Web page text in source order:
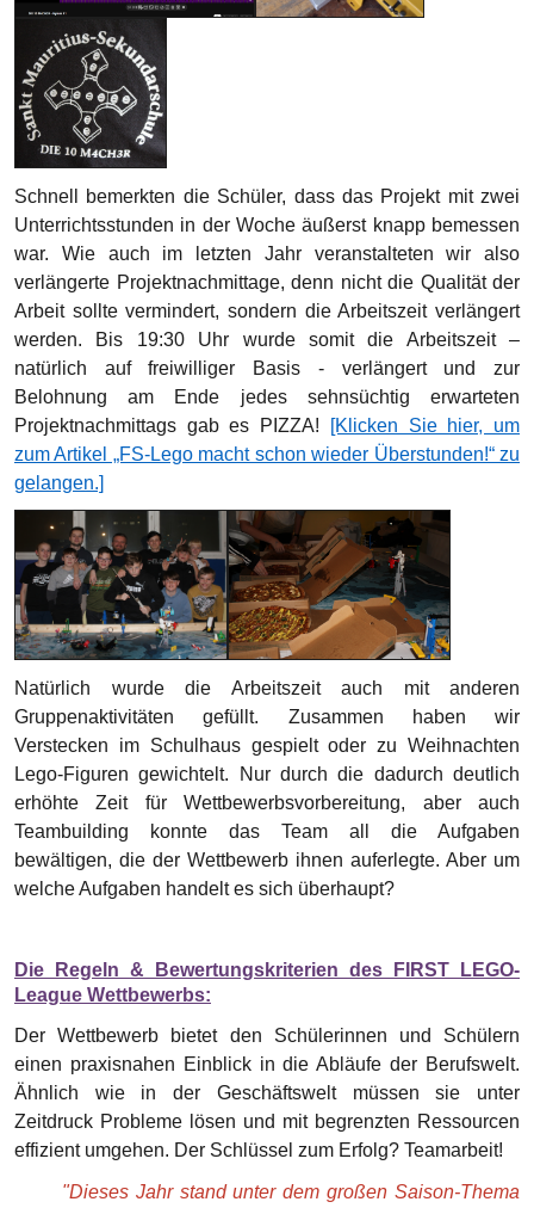
Schnell bemerkten die Schüler, dass das Projekt mit zwei
Unterrichtsstunden in der Woche äußerst knapp bemessen
war. Wie auch im letzten Jahr veranstalteten wir also
verlängerte Projektnachmittage, denn nicht die Qualität der
Arbeit sollte vermindert, sondern die Arbeitszeit verlängert
werden. Bis 19:30 Uhr wurde somit die Arbeitszeit –
natürlich auf freiwilliger Basis - verlängert und zur
Belohnung am Ende jedes sehnsüchtig erwarteten
Projektnachmittags gab es PIZZA!
[Klicken Sie hier, um
zum Artikel „FS-Lego macht schon wieder Überstunden!“ zu
gelangen.]
Natürlich wurde die Arbeitszeit auch mit anderen
Gruppenaktivitäten gefüllt. Zusammen haben wir
Verstecken im Schulhaus gespielt oder zu Weihnachten
Lego-Figuren gewichtelt. Nur durch die dadurch deutlich
erhöhte Zeit für Wettbewerbsvorbereitung, aber auch
Teambuilding konnte das Team all die Aufgaben
bewältigen, die der Wettbewerb ihnen auferlegte. Aber um
welche Aufgaben handelt es sich überhaupt?
Die Regeln & Bewertungskriterien des FIRST LEGO-
League Wettbewerbs:
Der Wettbewerb bietet den Schülerinnen und Schülern
einen praxisnahen Einblick in die Abläufe der Berufswelt.
Ähnlich wie in der Geschäftswelt müssen sie unter
Zeitdruck Probleme lösen und mit begrenzten Ressourcen
effizient umgehen. Der Schlüssel zum Erfolg? Teamarbeit!
"Dieses Jahr stand unter dem großen Saison-Thema